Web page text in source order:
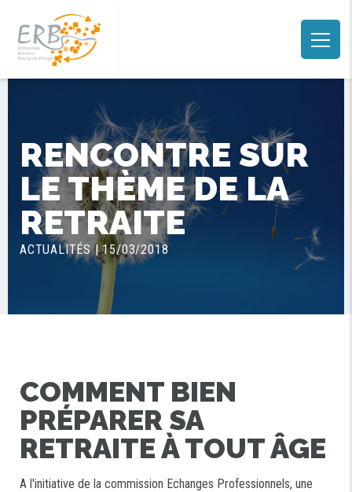
RENCONTRE SUR
LE THÈME DE LA
RETRAITE
ACTUALITÉS | 15/03/2018
COMMENT BIEN
PRÉPARER SA
RETRAITE À TOUT ÂGE
A l'initiative de la commission Echanges Professionnels, une